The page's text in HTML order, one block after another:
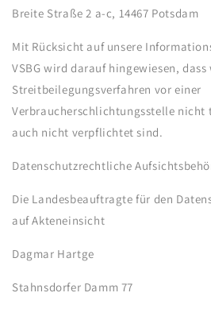
Breite Straße 2 a-c, 14467 Potsdam
Mit Rücksicht auf unsere
VSBG wird darauf hingewiesen,
Streitbeilegungsverfahren vor einer
Verbraucherschlichtungsstelle nicht
auch nicht verpflichtet sind.
Datenschutzrechtliche
Die Landesbeauftragte für den
auf Akteneinsicht
Dagmar Hartge
Stahnsdorfer Damm 77